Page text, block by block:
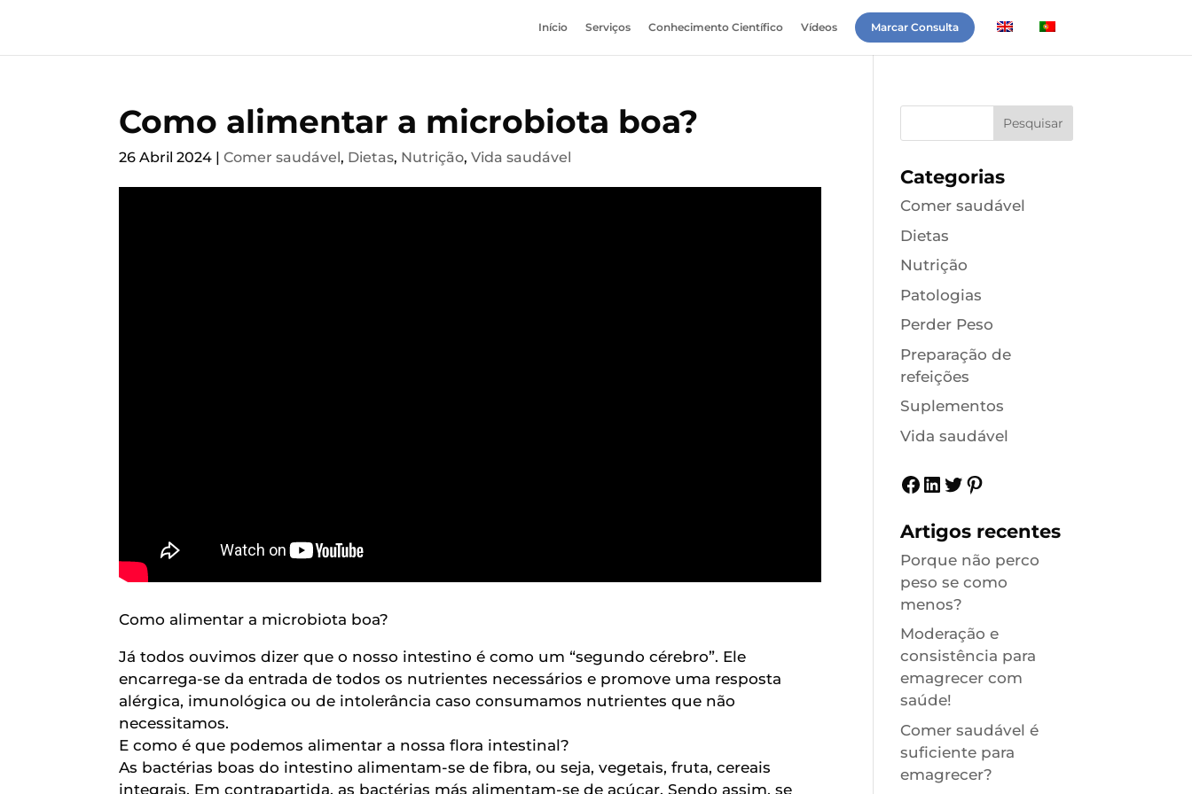
Início Serviços Conhecimento Científico Vídeos Marcar Consulta
Como alimentar a microbiota boa?
26 Abril 2024 |Comer saudável, Dietas, Nutrição,Vida saudável
Como alimentar a microbiota boa?
Já todos ouvimos dizer que o nosso intestino é como um “segundo cérebro”. Ele
encarrega-se da entrada de todos os nutrientes necessários e promove uma resposta
alérgica, imunológica ou de intolerância caso consumamos nutrientes que não
necessitamos.
E como é que podemos alimentar a nossa flora intestinal?
As bactérias boas do intestino alimentam-se de fibra, ou seja, vegetais, fruta, cereais
integrais. Em contrapartida, as bactérias más alimentam-se de açúcar. Sendo assim, se
Categorias
Comer saudável
Dietas
Nutrição
Patologias
Perder Peso
Preparação de
refeições
Suplementos
Vida saudável
Facebook
LinkedIn
Twitter
Pinterest
Artigos recentes
Porque não perco
peso se como
menos?
Moderação e
consistência para
emagrecer com
saúde!
Comer saudável é
suficiente para
emagrecer?